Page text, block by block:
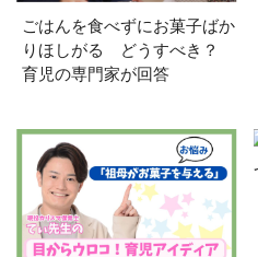
ごはんを食べずにお菓子ばか
りほしがる どうすべき？
育児の専門家が回答